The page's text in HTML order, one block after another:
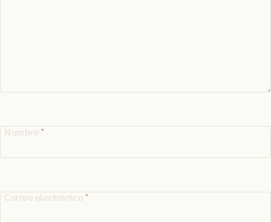
Nombre *
Correo electrónico *